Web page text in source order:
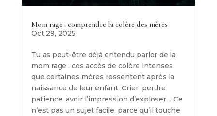
Mom rage : comprendre la colère des mères
Oct 29, 2025
Tu as peut-être déjà entendu parler de la
mom rage : ces accès de colère intenses
que certaines mères ressentent après la
naissance de leur enfant. Crier, perdre
patience, avoir l’impression d’exploser… Ce
n’est pas un sujet facile, parce qu’il touche